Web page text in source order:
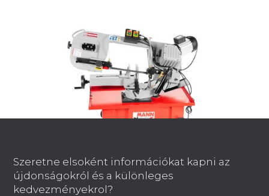
Szalagfűrész fémhez Holzmann
Szeretne elsoként információkat kapni az
újdonságokról és a különleges
kedvezményekrol?